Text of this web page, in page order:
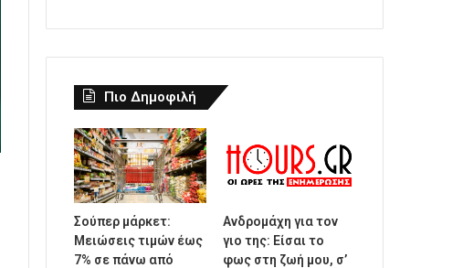
Πιο Δημοφιλή
Σούπερ μάρκετ:
Μειώσεις τιμών έως
7% σε πάνω από
Ανδρομάχη για τον
γιο της: Είσαι το
φως στη ζωή μου, σ’